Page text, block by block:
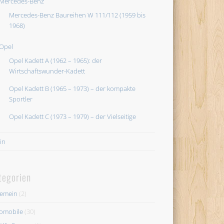
Mercedes-Benz Baureihen W 111/112 (1959 bis
1968)
Opel Kadett A (1962 – 1965): der
Wirtschaftswunder-Kadett
Opel Kadett B (1965 – 1973) – der kompakte
Sportler
Opel Kadett C (1973 – 1979) – der Vielseitige
(2)
(30)